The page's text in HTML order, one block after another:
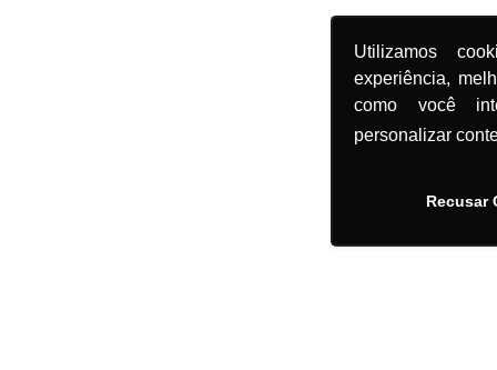
Utilizamos
experiência,
como você
personalizar
Recusar